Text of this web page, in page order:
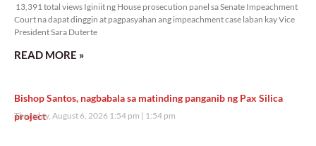
13,391 total views Iginiit ng House prosecution panel sa Senate Impeachment
Court na dapat dinggin at pagpasyahan ang impeachment case laban kay Vice
President Sara Duterte
READ MORE »
Bishop Santos, nagbabala sa matinding panganib ng Pax Silica
project
Thursday, August 6, 2026 1:54 pm 1:54 pm